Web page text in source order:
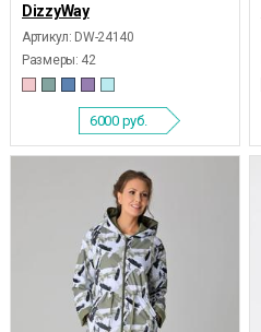
DizzyWay
Артикул: DW-24140
Размеры: 42
6000 руб.